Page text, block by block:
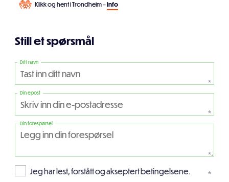
Klikk og hent i Trondheim –info
Still et spørsmål
Ditt navn
*
Din epost
*
Din forespørsel
*
Jeg har lest, forstått og akseptert betingelsene. *